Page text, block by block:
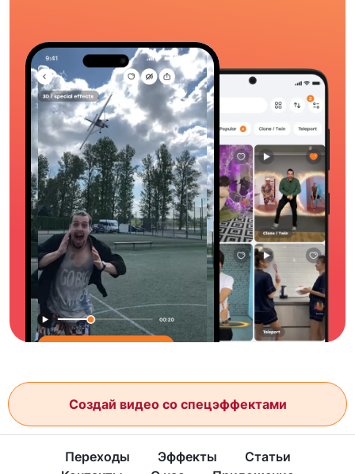
Создай видео со спецэффектами
Переходы Эффекты
Статьи